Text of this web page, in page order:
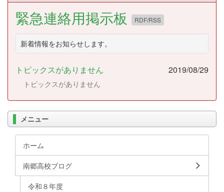
緊急連絡用掲示板 RDF/RSS
新着情報をお知らせします。
トピックスがありません 2019/08/29
トピックスがありません
メニュー
ホーム
南郷高校ブログ
令和８年度